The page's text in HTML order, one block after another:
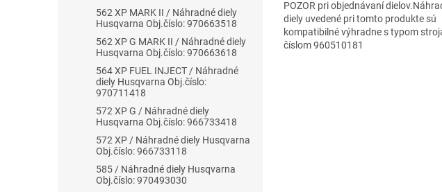
562 XP MARK II / Náhradné diely
Husqvarna Obj.číslo: 970663518
562 XP G MARK II / Náhradné diely
Husqvarna Obj.číslo: 970663618
564 XP FUEL INJECT / Náhradné
diely Husqvarna Obj.číslo:
970711418
572 XP G / Náhradné diely
Husqvarna Obj.číslo: 966733418
572 XP / Náhradné diely Husqvarna
Obj.číslo: 966733118
585 / Náhradné diely Husqvarna
Obj.číslo: 970493030
POZOR pri objednávaní
diely uvedené pri tomto produkte sú
kompatibilné výhradne s typom
číslom 960510181